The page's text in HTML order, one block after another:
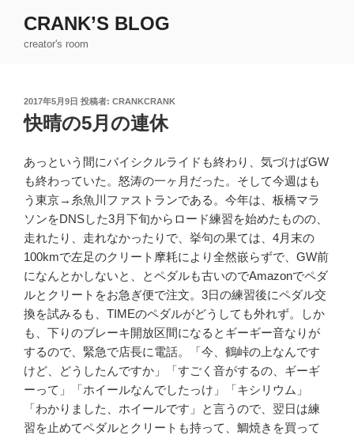
CRANK’S BLOG
creator's room
投
稿
日:
2017年5月9日 投稿者: CRANKCRANK
快晴の5月の連休
あっという間にバイシクルライドも終わり、気づけばGW
も終わっていた。怒涛の一ヶ月だった。そして今週はも
う東京→糸魚川ファストランである。今年は、板橋マラ
ソンをDNSした3月下旬からロード練習を始めたものの、
走れたり、走れなかったりで、挙句の果ては、4月末の
100kmで左足のクリート摩耗により全然嵌らずで、GW前
になんとかしないと、とペダルも古いのでAmazonでペダ
ルとクリートをお急ぎ便で注文。3日の練習後にペダル交
換を試みるも、TIMEのペダルがどうしても外れず。しか
も、下りのブレーキ開放区間になるとギーギー音なりが
するので、緊急で店長に電話。「今、鶴峠の上なんです
けど、どうしたんですか」「すごく音がするの、ギーギ
ーって」「ホイールなんでしたっけ」「キシリウム」
「わかりました、ホイールです」と言うので、翌日は練
習を止めてペダルとクリートも持って、鯛焼きを買って